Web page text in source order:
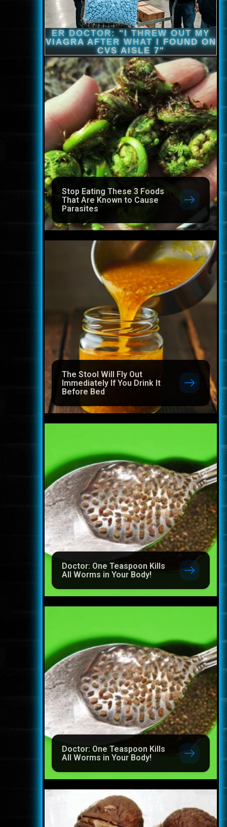
Stop Eating These 3 Foods
That Are Known to Cause
Parasites
The Stool Will Fly Out
Immediately If You Drink It
Before Bed
Doctor: One Teaspoon Kills
All Worms in Your Body!
Doctor: One Teaspoon Kills
All Worms in Your Body!